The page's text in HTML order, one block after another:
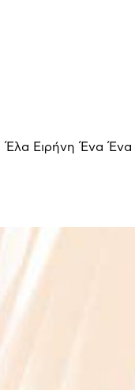
Ειρήνη Ένα Ένα |